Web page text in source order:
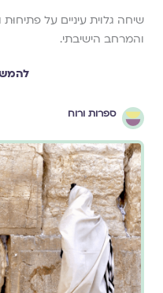
שיחה גלוית עיניים על פתיחוּת
והמרחב הישיבתי.
ספרות ורוח